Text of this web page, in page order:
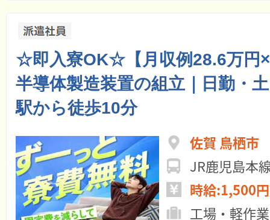
☆即入寮OK☆【月収例28.6万円
半導体製造装置の組立｜日勤・
駅から徒歩10分
佐賀 鳥栖市
時給:1,500
工場・軽作業